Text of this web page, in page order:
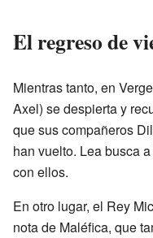
El regreso de
Mientras tanto, en
Axel) se despierta y
que sus compañeros
han vuelto. Lea busca
con ellos.
En otro lugar, el Rey
nota de Maléfica, que